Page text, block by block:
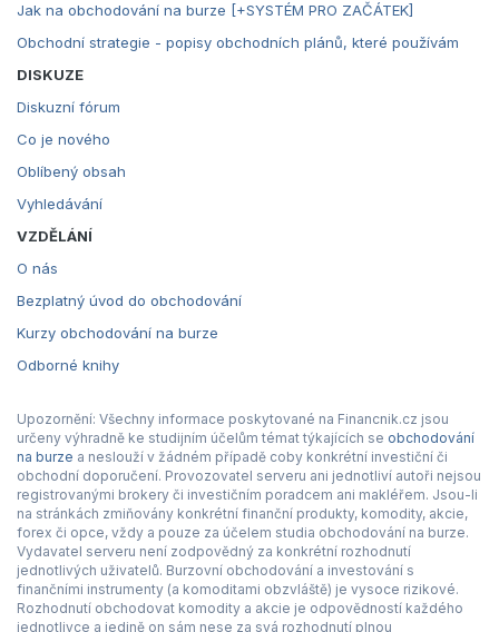
Jak na obchodování na burze [+SYSTÉM PRO ZAČÁTEK]
Obchodní strategie - popisy obchodních plánů, které používám
DISKUZE
Diskuzní fórum
Co je nového
Oblíbený obsah
Vyhledávání
VZDĚLÁNÍ
O nás
Bezplatný úvod do obchodování
Kurzy obchodování na burze
Odborné knihy
Upozornění: Všechny informace poskytované na Financnik.cz jsou
určeny výhradně ke studijním účelům témat týkajících se obchodování
na burze a neslouží v žádném případě coby konkrétní investiční či
obchodní doporučení. Provozovatel serveru ani jednotliví autoři nejsou
registrovanými brokery či investičním poradcem ani makléřem. Jsou-li
na stránkách zmiňovány konkrétní finanční produkty, komodity, akcie,
forex či opce, vždy a pouze za účelem studia obchodování na burze.
Vydavatel serveru není zodpovědný za konkrétní rozhodnutí
jednotlivých uživatelů. Burzovní obchodování a investování s
finančními instrumenty (a komoditami obzvláště) je vysoce rizikové.
Rozhodnutí obchodovat komodity a akcie je odpovědností každého
jednotlivce a jedině on sám nese za svá rozhodnutí plnou